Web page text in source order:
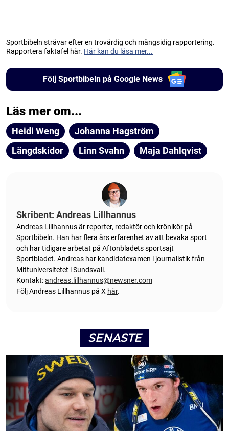
Sportbibeln strävar efter en trovärdig och mångsidig rapportering.
Rapportera faktafel här. Här kan du läsa mer...
Följ Sportbibeln på Google News
Läs mer om...
Heidi Weng
Johanna Hagström
Längdskidor
Linn Svahn Maja Dahlqvist
Skribent: Andreas Lillhannus
Andreas Lillhannus är reporter, redaktör och krönikör på
Sportbibeln. Han har flera års erfarenhet av att bevaka sport
och har tidigare arbetat på Aftonbladets sportsajt
Sportbladet. Andreas har kandidatexamen i journalistik från
Mittuniversitetet i Sundsvall.
Kontakt:andreas.lillhannus@newsner.com
Följ Andreas Lillhannus på X här.
SENASTE